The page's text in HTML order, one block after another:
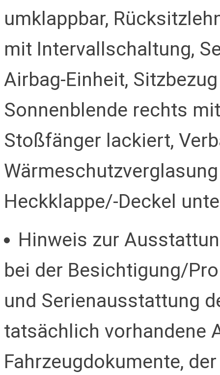
umklappbar,
mit Intervallschaltung,
Airbag-Einheit,
Sonnenblende rechts
Stoßfänger lackiert,
Heckklappe/-Deckel
Hinweis zur
bei der Besichtigung/
und Serienausstattung
tatsächlich vorhandene
Fahrzeugdokumente,